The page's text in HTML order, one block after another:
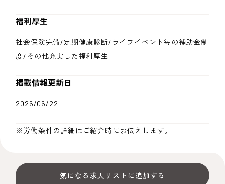
福利厚生
社会保険完備/定期健康診断/ライフイベント毎の補助金制
度/その他充実した福利厚生
掲載情報更新日
2026/06/22
※労働条件の詳細はご紹介時にお伝えします。
気になる求人リストに追加する